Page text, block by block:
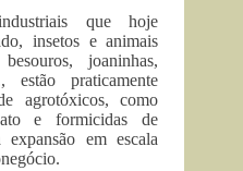
que hoje
insetos e animais
joaninhas,
estão praticamente
agrotóxicos, como
e formicidas de
em escala